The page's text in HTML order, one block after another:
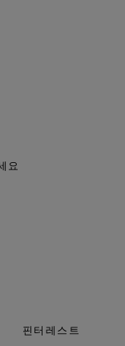
요
핀터레스트